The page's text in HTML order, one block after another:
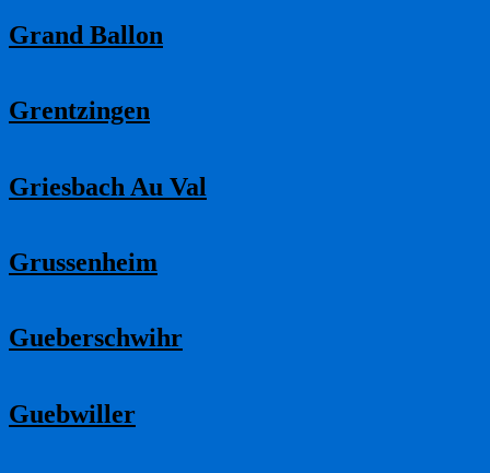
Grand Ballon
Grentzingen
Griesbach Au Val
Grussenheim
Gueberschwihr
Guebwiller